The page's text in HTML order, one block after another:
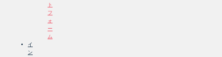
ト
フ
ォ
ー
ム
イ
ン